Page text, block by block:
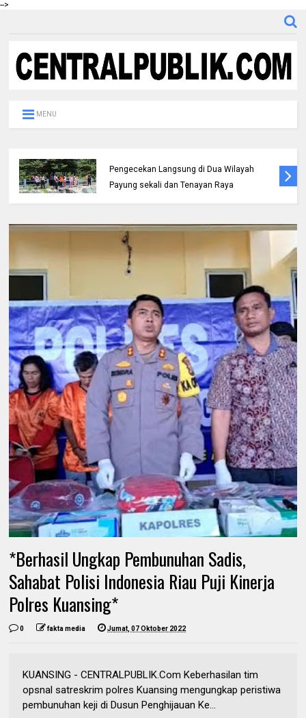
-->
MENU
Pengecekan Langsung di Dua Wilayah
Payung sekali dan Tenayan Raya
*Berhasil Ungkap Pembunuhan Sadis,
Sahabat Polisi Indonesia Riau Puji Kinerja
Polres Kuansing*
0 fakta media Jumat, 07 Oktober 2022
KUANSING - CENTRALPUBLIK.Com Keberhasilan tim
opsnal satreskrim polres Kuansing mengungkap peristiwa
pembunuhan keji di Dusun Penghijauan Ke...